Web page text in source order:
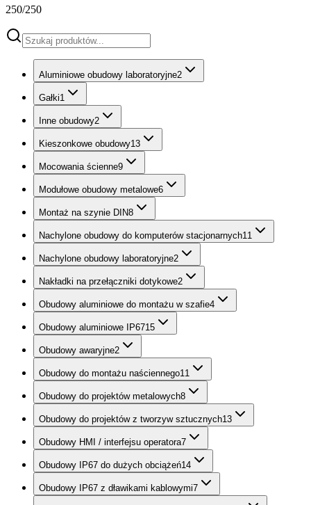
250/250
Aluminiowe obudowy laboratoryjne2
Gałki1
Inne obudowy2
Kieszonkowe obudowy13
Mocowania ścienne9
Modułowe obudowy metalowe6
Montaż na szynie DIN8
Nachylone obudowy do komputerów stacjonarnych11
Nachylone obudowy laboratoryjne2
Nakładki na przełączniki dotykowe2
Obudowy aluminiowe do montażu w szafie4
Obudowy aluminiowe IP6715
Obudowy awaryjne2
Obudowy do montażu naściennego11
Obudowy do projektów metalowych8
Obudowy do projektów z tworzyw sztucznych13
Obudowy HMI / interfejsu operatora7
Obudowy IP67 do dużych obciążeń14
Obudowy IP67 z dławikami kablowymi7